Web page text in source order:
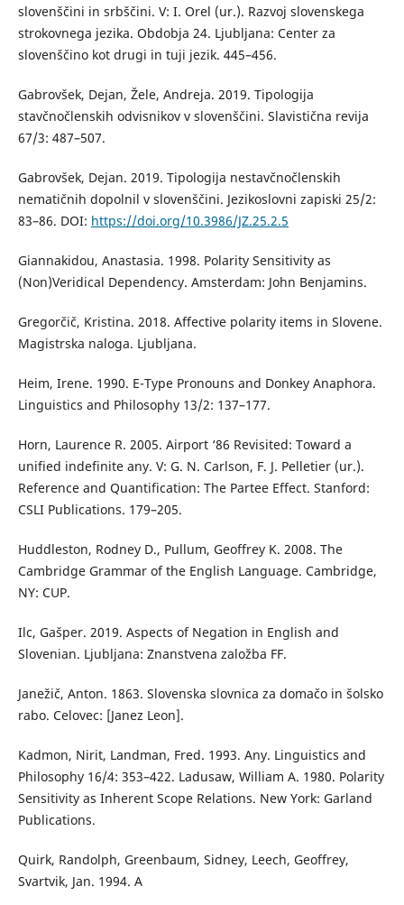
slovenščini in srbščini. V: I. Orel (ur.). Razvoj slovenskega
strokovnega jezika. Obdobja 24. Ljubljana: Center za
slovenščino kot drugi in tuji jezik. 445–456.
Gabrovšek, Dejan, Žele, Andreja. 2019. Tipologija
stavčnočlenskih odvisnikov v slovenščini. Slavistična revija
67/3: 487–507.
Gabrovšek, Dejan. 2019. Tipologija nestavčnočlenskih
nematičnih dopolnil v slovenščini. Jezikoslovni zapiski 25/2:
83–86. DOI: https://doi.org/10.3986/JZ.25.2.5
Giannakidou, Anastasia. 1998. Polarity Sensitivity as
(Non)Veridical Dependency. Amsterdam: John Benjamins.
Gregorčič, Kristina. 2018. Affective polarity items in Slovene.
Magistrska naloga. Ljubljana.
Heim, Irene. 1990. E-Type Pronouns and Donkey Anaphora.
Linguistics and Philosophy 13/2: 137–177.
Horn, Laurence R. 2005. Airport ‘86 Revisited: Toward a
unified indefinite any. V: G. N. Carlson, F. J. Pelletier (ur.).
Reference and Quantification: The Partee Effect. Stanford:
CSLI Publications. 179–205.
Huddleston, Rodney D., Pullum, Geoffrey K. 2008. The
Cambridge Grammar of the English Language. Cambridge,
NY: CUP.
Ilc, Gašper. 2019. Aspects of Negation in English and
Slovenian. Ljubljana: Znanstvena založba FF.
Janežič, Anton. 1863. Slovenska slovnica za domačo in šolsko
rabo. Celovec: [Janez Leon].
Kadmon, Nirit, Landman, Fred. 1993. Any. Linguistics and
Philosophy 16/4: 353–422. Ladusaw, William A. 1980. Polarity
Sensitivity as Inherent Scope Relations. New York: Garland
Publications.
Quirk, Randolph, Greenbaum, Sidney, Leech, Geoffrey,
Svartvik, Jan. 1994. A